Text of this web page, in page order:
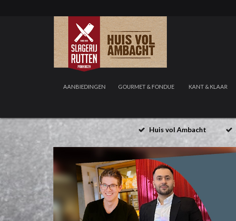
AANBIEDINGEN GOURMET & FONDUE KANT & KLAAR
Huis vol Ambacht